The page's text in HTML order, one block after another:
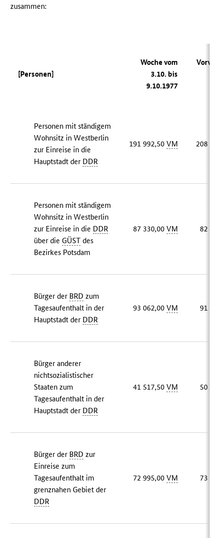
zusammen:
[Personen]
Woche vom
3.10. bis
9.10.1977
Personen mit ständigem
Wohnsitz in Westberlin
zur Einreise in die
Hauptstadt der DDR
191 992,50VM 208
Personen mit ständigem
Wohnsitz in Westberlin
zur Einreise in die DDR
über die GÜST des
Bezirkes Potsdam
87 330,00VM 82
Bürger der BRD zum
Tagesaufenthalt in der
Hauptstadt der DDR
93 062,00VM 91
Bürger anderer
nichtsozialistischer
Staaten zum
Tagesaufenthalt in der
Hauptstadt der DDR
41 517,50VM 50
Bürger der BRD zur
Einreise zum
Tagesaufenthalt im
grenznahen Gebiet der
DDR
72 995,00VM 73